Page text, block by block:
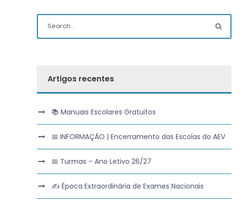
Artigos recentes
📚 Manuais Escolares Gratuitos
📅 INFORMAÇÃO | Encerramento das Escolas do AEV
📅 Turmas – Ano Letivo 26/27
✍️ Época Extraordinária de Exames Nacionais